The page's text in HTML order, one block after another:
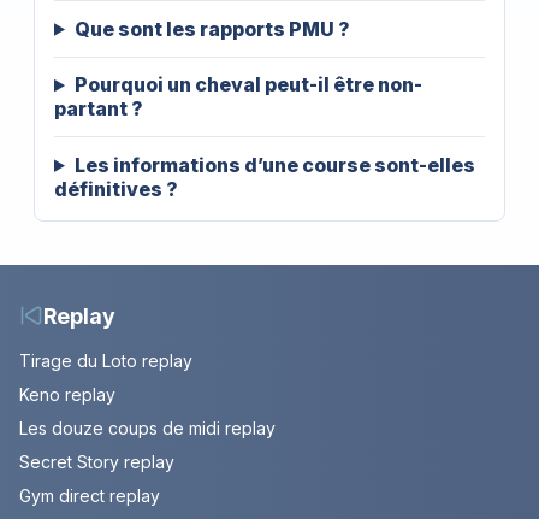
Que sont les rapports PMU ?
Pourquoi un cheval peut-il être non-
partant ?
Les informations d’une course sont-elles
définitives ?
Replay
Tirage du Loto replay
Keno replay
Les douze coups de midi replay
Secret Story replay
Gym direct replay